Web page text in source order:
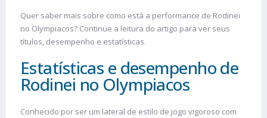
Quer saber mais sobre como está a performance de Rodinei
no Olympiacos? Continue a leitura do artigo para ver seus
títulos, desempenho e estatísticas.
Estatísticas e desempenho de
Rodinei no Olympiacos
Conhecido por ser um lateral de estilo de jogo vigoroso com